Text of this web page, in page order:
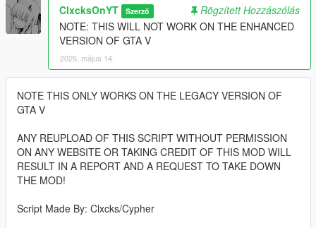
ClxcksOnYT Szerző
Rögzített Hozzászólás
NOTE: THIS WILL NOT WORK ON THE ENHANCED
VERSION OF GTA V
2025. május 14.
NOTE THIS ONLY WORKS ON THE LEGACY VERSION OF
GTA V
ANY REUPLOAD OF THIS SCRIPT WITHOUT PERMISSION
ON ANY WEBSITE OR TAKING CREDIT OF THIS MOD WILL
RESULT IN A REPORT AND A REQUEST TO TAKE DOWN
THE MOD!
Script Made By: Clxcks/Cypher